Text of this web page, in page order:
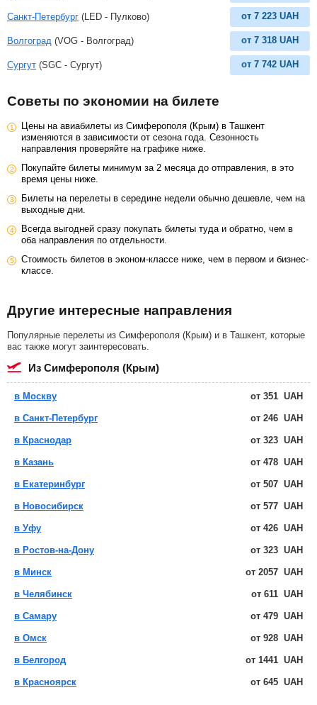
Санкт-Петербург (LED - Пулково) от 7 223 UAH
Волгоград (VOG - Волгоград) от 7 318 UAH
Сургут (SGC - Сургут) от 7 742 UAH
Советы по экономии на билете
Цены на авиабилеты из Симферополя (Крым) в Ташкент
изменяются в зависимости от сезона года. Сезонность
направления проверяйте на графике ниже.
Покупайте билеты минимум за 2 месяца до отправления, в это
время цены ниже.
Билеты на перелеты в середине недели обычно дешевле, чем на
выходные дни.
Всегда выгодней сразу покупать билеты туда и обратно, чем в
оба направления по отдельности.
Стоимость билетов в эконом-классе ниже, чем в первом и бизнес-
классе.
Другие интересные направления
Популярные перелеты из Симферополя (Крым) и в Ташкент, которые
вас также могут заинтересовать.
из Симферополя (Крым)
в Москву от 351 UAH
в Санкт-Петербург от 246 UAH
в Краснодар от 323 UAH
в Казань от 478 UAH
в Екатеринбург от 507 UAH
в Новосибирск от 577 UAH
в Уфу от 426 UAH
в Ростов-на-Дону от 323 UAH
в Минск от 2057 UAH
в Челябинск от 611 UAH
в Самару от 479 UAH
в Омск от 928 UAH
в Белгород от 1441 UAH
в Красноярск от 645 UAH